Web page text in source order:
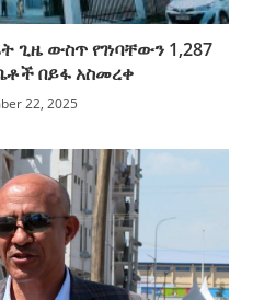
ጊዜ ውስጥ የገነባቸውን 1,287
በይፋ አስመረቀ
22, 2025